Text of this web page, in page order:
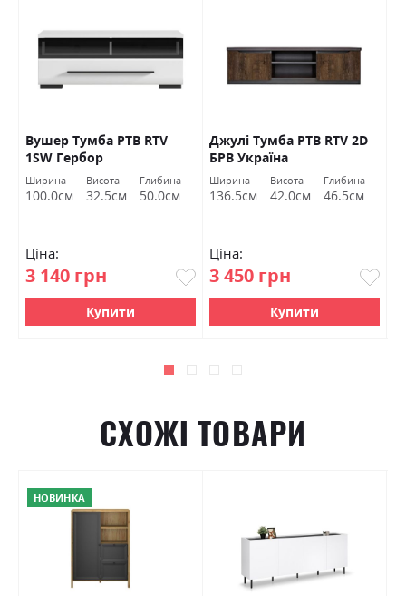
Вушер Тумба РТВ RTV
1SW Гербор
Ширина
100.0см
Висота
32.5см
Глибина
50.0см
Ціна:
3 140 грн
Купити
Джулі Тумба РТВ RTV 2D
БРВ Україна
Ширина
136.5см
Висота
42.0см
Глибина
46.5см
Ціна:
3 450 грн
Купити
СХОЖІ ТОВАРИ
НОВИНКА